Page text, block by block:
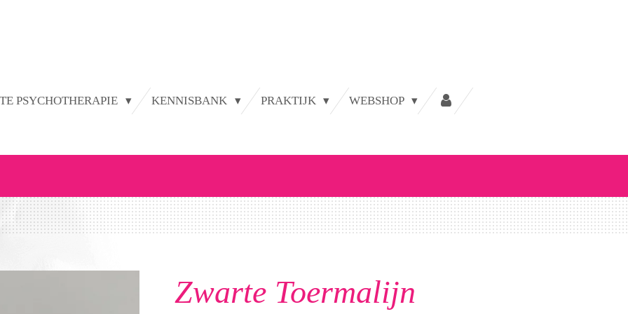
PSYCHOTHERAPIE KENNISBANK PRAKTIJK WEBSHOP
Zwarte Toermalijn